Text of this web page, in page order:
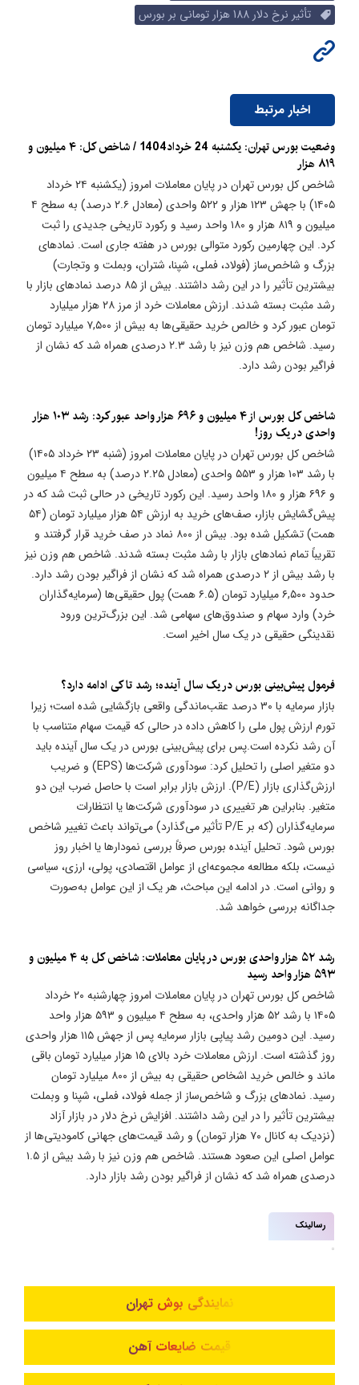
تأثیر نرخ دلار 188 هزار تومانی بر بورس
اخبار مرتبط
وضعیت بورس تهران: یکشنبه 24 خرداد1404 / شاخص کل: ۴ میلیون و
۸۱۹ هزار
شاخص کل بورس تهران در پایان معاملات امروز (یکشنبه ۲۴ خرداد
۱۴۰۵) با جهش ۱۲۳ هزار و ۵۲۲ واحدی (معادل ۲.۶ درصد) به سطح ۴
میلیون و ۸۱۹ هزار و ۱۸۰ واحد رسید و رکورد تاریخی جدیدی را ثبت
کرد. این چهارمین رکورد متوالی بورس در هفته جاری است. نمادهای
بزرگ و شاخص‌ساز (فولاد، فملی، شپنا، شتران، وبملت و وتجارت)
بیشترین تأثیر را در این رشد داشتند. بیش از ۸۵ درصد نمادهای بازار با
رشد مثبت بسته شدند. ارزش معاملات خرد از مرز ۲۸ هزار میلیارد
تومان عبور کرد و خالص خرید حقیقی‌ها به بیش از ۷,۵۰۰ میلیارد تومان
رسید. شاخص هم وزن نیز با رشد ۲.۳ درصدی همراه شد که نشان از
فراگیر بودن رشد دارد.
شاخص کل بورس از ۴ میلیون و ۶۹۶ هزار واحد عبور کرد: رشد ۱۰۳ هزار
واحدی در یک روز!
شاخص کل بورس تهران در پایان معاملات امروز (شنبه ۲۳ خرداد ۱۴۰۵)
با رشد ۱۰۳ هزار و ۵۵۳ واحدی (معادل ۲.۲۵ درصد) به سطح ۴ میلیون
و ۶۹۶ هزار و ۱۸۰ واحد رسید. این رکورد تاریخی در حالی ثبت شد که در
پیش‌گشایش بازار، صف‌های خرید به ارزش ۵۴ هزار میلیارد تومان (۵۴
همت) تشکیل شده بود. بیش از ۸۰۰ نماد در صف خرید قرار گرفتند و
تقریباً تمام نمادهای بازار با رشد مثبت بسته شدند. شاخص هم وزن نیز
با رشد بیش از ۲ درصدی همراه شد که نشان از فراگیر بودن رشد دارد.
حدود ۶,۵۰۰ میلیارد تومان (۶.۵ همت) پول حقیقی‌ها (سرمایه‌گذاران
خرد) وارد سهام و صندوق‌های سهامی شد. این بزرگ‌ترین ورود
نقدینگی حقیقی در یک سال اخیر است.
فرمول پیش‌بینی بورس در یک سال آینده؛ رشد تا کی ادامه دارد؟
بازار سرمایه با ۳۰ درصد عقب‌ماندگی واقعی بازگشایی شده است؛ زیرا
تورم ارزش پول ملی را کاهش داده در حالی که قیمت سهام متناسب با
آن رشد نکرده است.پس برای پیش‌بینی بورس در یک سال آینده باید
دو متغیر اصلی را تحلیل کرد: سودآوری شرکت‌ها (EPS) و ضریب
ارزش‌گذاری بازار (P/E). ارزش بازار برابر است با حاصل ضرب این دو
متغیر. بنابراین هر تغییری در سودآوری شرکت‌ها یا انتظارات
سرمایه‌گذاران (که بر P/E تأثیر می‌گذارد) می‌تواند باعث تغییر شاخص
بورس شود. تحلیل آینده بورس صرفاً بررسی نمودارها یا اخبار روز
نیست، بلکه مطالعه مجموعه‌ای از عوامل اقتصادی، پولی، ارزی، سیاسی
و روانی است. در ادامه این مباحث، هر یک از این عوامل به‌صورت
جداگانه بررسی خواهد شد.
​رشد ۵۲ هزار واحدی بورس در پایان معاملات: شاخص کل به ۴ میلیون و
۵۹۳ هزار واحد رسید
شاخص کل بورس تهران در پایان معاملات امروز چهارشنبه ۲۰ خرداد
۱۴۰۵ با رشد ۵۲ هزار واحدی، به سطح ۴ میلیون و ۵۹۳ هزار واحد
رسید. این دومین رشد پیاپی بازار سرمایه پس از جهش ۱۱۵ هزار واحدی
روز گذشته است. ارزش معاملات خرد بالای ۱۵ هزار میلیارد تومان باقی
ماند و خالص خرید اشخاص حقیقی به بیش از ۸۰۰ میلیارد تومان
رسید. نمادهای بزرگ و شاخص‌ساز از جمله فولاد، فملی، شپنا و وبملت
بیشترین تأثیر را در این رشد داشتند. افزایش نرخ دلار در بازار آزاد
(نزدیک به کانال ۷۰ هزار تومان) و رشد قیمت‌های جهانی کامودیتی‌ها از
عوامل اصلی این صعود هستند. شاخص هم وزن نیز با رشد بیش از ۱.۵
درصدی همراه شد که نشان از فراگیر بودن رشد بازار دارد.
رسالینک
نمایندگی بوش تهران
قیمت ضایعات آهن